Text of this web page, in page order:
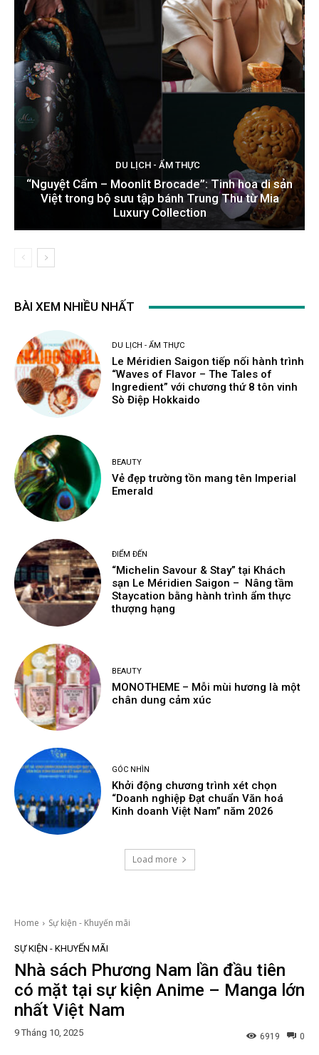
DU LỊCH - ẨM THỰC
“Nguyệt Cẩm – Moonlit Brocade”: Tinh hoa di sản
Việt trong bộ sưu tập bánh Trung Thu từ Mia
Luxury Collection
BÀI XEM NHIỀU NHẤT
DU LỊCH - ẨM THỰC
Le Méridien Saigon tiếp nối hành trình
“Waves of Flavor – The Tales of
Ingredient” với chương thứ 8 tôn vinh
Sò Điệp Hokkaido
BEAUTY
Vẻ đẹp trường tồn mang tên Imperial
Emerald
ĐIỂM ĐẾN
“Michelin Savour & Stay” tại Khách
sạn Le Méridien Saigon – Nâng tầm
Staycation bằng hành trình ẩm thực
thượng hạng
BEAUTY
MONOTHEME – Mỗi mùi hương là một
chân dung cảm xúc
GÓC NHÌN
Khởi động chương trình xét chọn
“Doanh nghiệp Đạt chuẩn Văn hoá
Kinh doanh Việt Nam” năm 2026
Load more